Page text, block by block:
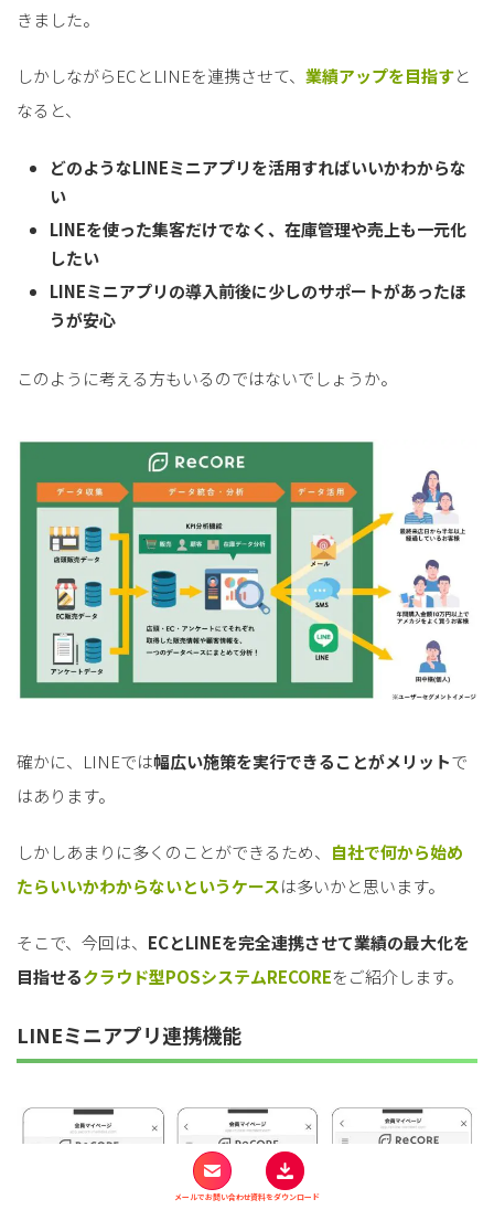
きました。
しかしながらECとLINEを連携させて、 業績アップを目指すと
なると、
どのようなLINEミニアプリを活用すればいいかわからな
い
LINEを使った集客だけでなく、在庫管理や売上も一元化
したい
LINEミニアプリの導入前後に少しのサポートがあったほ
うが安心
このように考える方もいるのではないでしょうか。
確かに、LINEでは幅広い施策を実行できることがメリットで
はあります。
しかしあまりに多くのことができるため、 自社で何から始め
たらいいかわからないというケースは多いかと思います。
そこで、今回は、 ECとLINEを完全連携させて業績の最大化を
目指せるクラウド型POSシステムRECOREをご紹介します。
LINEミニアプリ連携機能
メールでお問い合わせ資料をダウンロード